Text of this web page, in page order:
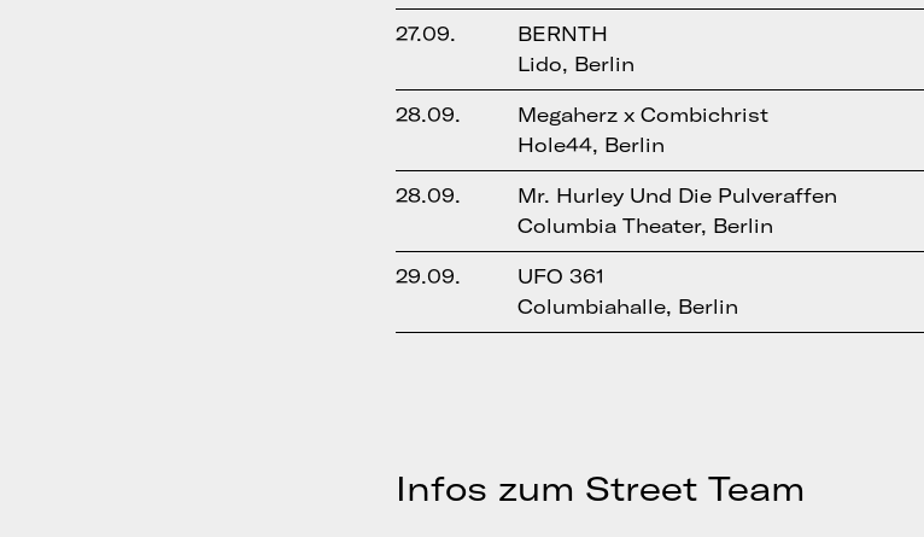
27.09.
BERNTH
Lido, Berlin
28.09.
Megaherz x Combichrist
Hole44, Berlin
28.09.
Mr. Hurley Und Die Pulveraffen
Columbia Theater, Berlin
29.09.
UFO 361
Columbiahalle, Berlin
Infos zum Street Team